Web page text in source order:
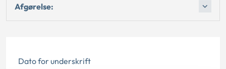
Afgørelse:
Dato for underskrift